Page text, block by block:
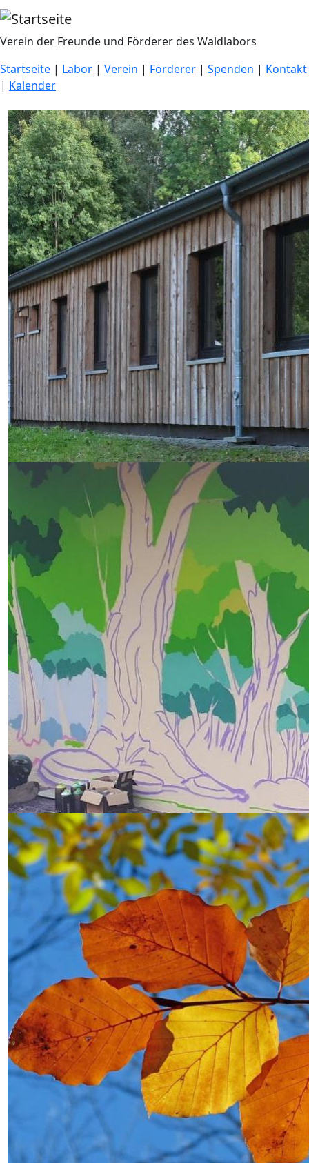
Direkt zum Inhalt
Verein der Freunde und Förderer des Waldlabors
Startseite | Labor | Verein | Förderer | Spenden | Kontakt
| Kalender